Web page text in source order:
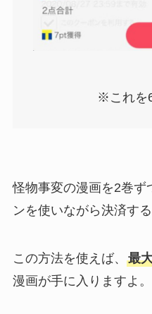
※これを
怪物事変の漫画を2巻ず
ンを使いながら決済す
この方法を使えば、 最
漫画が手に入りますよ。